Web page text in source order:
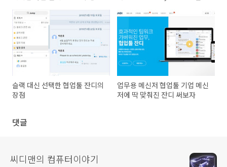
슬랙 대신 선택한 협업툴 잔디의
장점
업무용 메신저 협업툴 기업 메신
저에 딱 맞춰진 잔디 써보자
댓글
씨디맨의 컴퓨터이야기